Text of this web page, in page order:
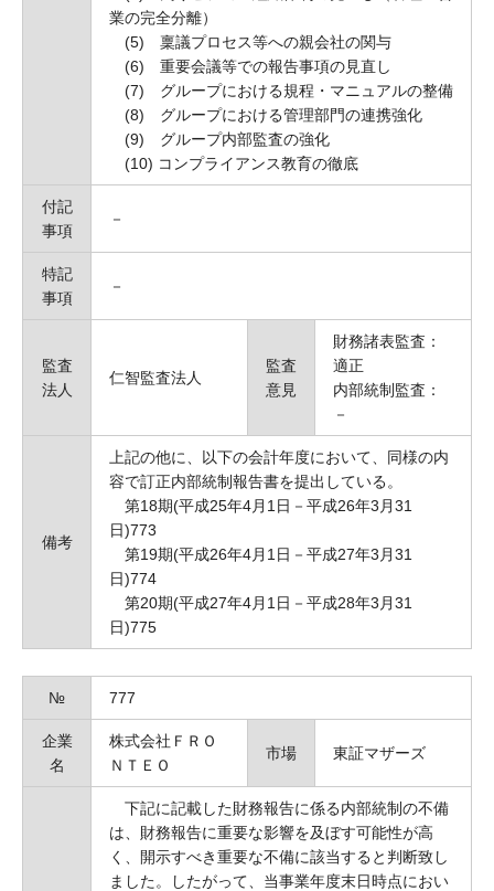
業の完全分離）
(5) 稟議プロセス等への親会社の関与
(6) 重要会議等での報告事項の見直し
(7) グループにおける規程・マニュアルの整備
(8) グループにおける管理部門の連携強化
(9) グループ内部監査の強化
(10) コンプライアンス教育の徹底
付記
事項
－
特記
事項
－
監査
法人
仁智監査法人
監査
意見
財務諸表監査：
適正
内部統制監査：
－
備考
上記の他に、以下の会計年度において、同様の内
容で訂正内部統制報告書を提出している。
第18期(平成25年4月1日－平成26年3月31
日)773
第19期(平成26年4月1日－平成27年3月31
日)774
第20期(平成27年4月1日－平成28年3月31
日)775
№ 777
企業
名
株式会社ＦＲＯ
ＮＴＥＯ
市場 東証マザーズ
下記に記載した財務報告に係る内部統制の不備
は、財務報告に重要な影響を及ぼす可能性が高
く、開示すべき重要な不備に該当すると判断致し
ました。したがって、当事業年度末日時点におい